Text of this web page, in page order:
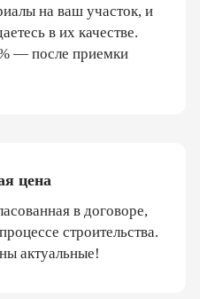
на ваш участок, и
в их качестве.
— после приемки
цена
в договоре,
строительства.
актуальные!